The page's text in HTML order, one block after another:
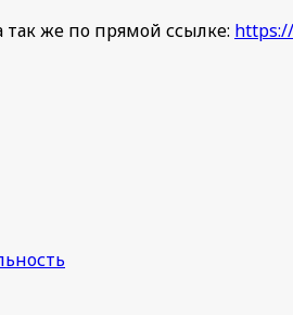
так же по прямой ссылке: